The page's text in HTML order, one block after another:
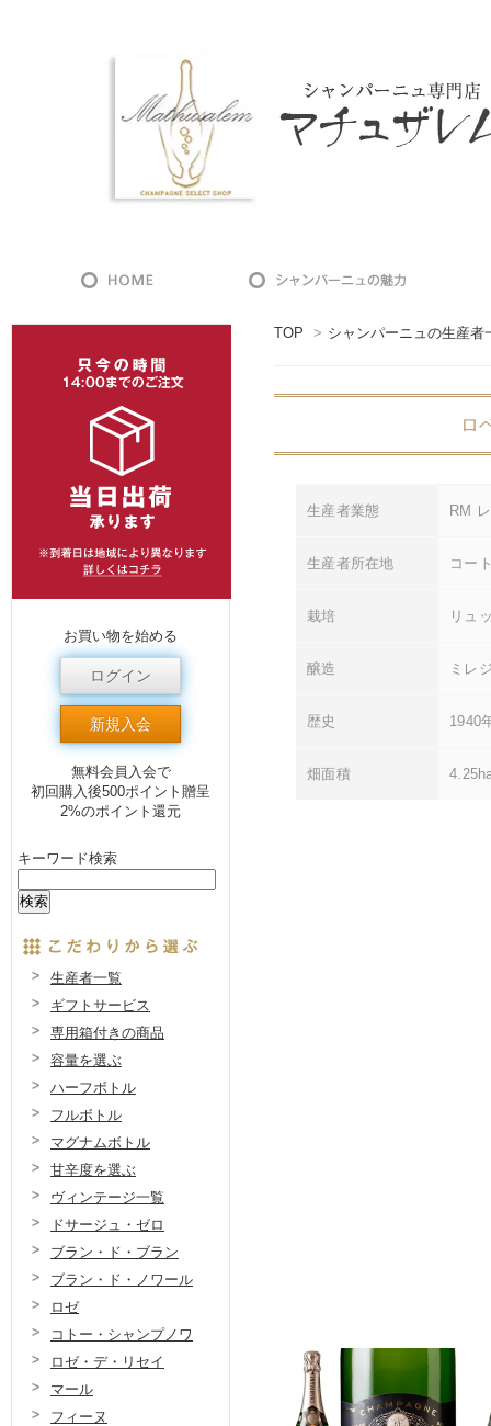
TOP > シャンパーニュの生産者
ロ
生産者業態 RM
生産者所在地 コー
栽培 リュ
醸造 ミレ
歴史 1940
畑面積
お買い物を始める
ログイン
新規入会
無料会員入会で
初回購入後500ポイント贈呈
2%のポイント還元
キーワード検索
生産者一覧
ギフトサービス
専用箱付きの商品
容量を選ぶ
ハーフボトル
フルボトル
マグナムボトル
甘辛度を選ぶ
ヴィンテージ一覧
ドサージュ・ゼロ
ブラン・ド・ブラン
ブラン・ド・ノワール
ロゼ
コトー・シャンプノワ
ロゼ・デ・リセイ
マール
フィーヌ